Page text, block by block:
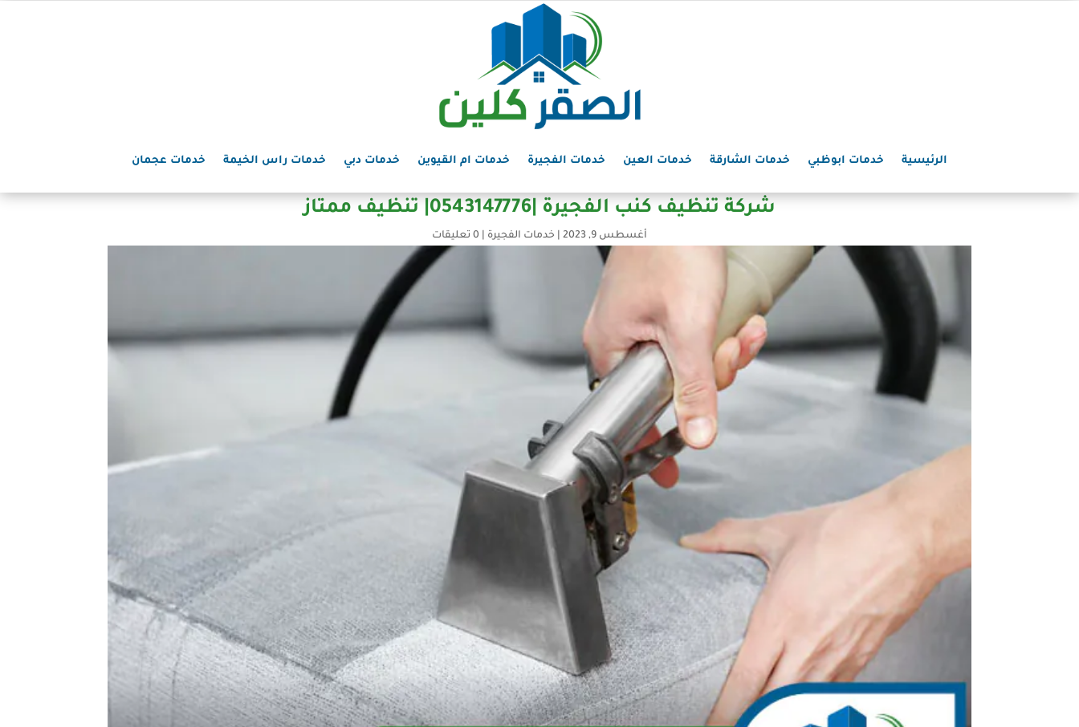
الرئيسية خدمات ابوظبي خدمات الشارقة خدمات العين خدمات الفجيرة خدمات ام القيوين خدمات دبي خدمات راس الخيمة خدمات عجمان
شركة تنظيف كنب الفجيرة |0543147776| تنظيف ممتاز
أغسطس 9, 2023 خدمات الفجيرة 0 تعليقات